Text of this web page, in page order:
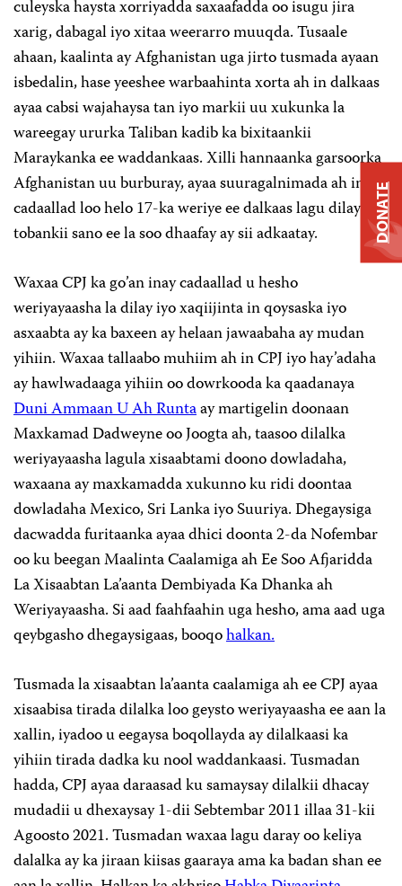
culeyska haysta xorriyadda saxaafadda oo isugu jira
xarig, dabagal iyo xitaa weerarro muuqda. Tusaale
ahaan, kaalinta ay Afghanistan uga jirto tusmada ayaan
isbedalin, hase yeeshee warbaahinta xorta ah in dalkaas
ayaa cabsi wajahaysa tan iyo markii uu xukunka la
wareegay ururka Taliban kadib ka bixitaankii
Maraykanka ee waddankaas. Xilli hannaanka garsoorka
Afghanistan uu burburay, ayaa suuragalnimada ah in
cadaallad loo helo 17-ka weriye ee dalkaas lagu dilay
tobankii sano ee la soo dhaafay ay sii adkaatay.
Waxaa CPJ ka go’an inay cadaallad u hesho
weriyayaasha la dilay iyo xaqiijinta in qoysaska iyo
asxaabta ay ka baxeen ay helaan jawaabaha ay mudan
yihiin. Waxaa tallaabo muhiim ah in CPJ iyo hay’adaha
ay hawlwadaaga yihiin oo dowrkooda ka qaadanaya
Duni Ammaan U Ah Runtaay martigelin doonaan
Maxkamad Dadweyne oo Joogta ah, taasoo dilalka
weriyayaasha lagula xisaabtami doono dowladaha,
waxaana ay maxkamadda xukunno ku ridi doontaa
dowladaha Mexico, Sri Lanka iyo Suuriya. Dhegaysiga
dacwadda furitaanka ayaa dhici doonta 2-da Nofembar
oo ku beegan Maalinta Caalamiga ah Ee Soo Afjaridda
La Xisaabtan La’aanta Dembiyada Ka Dhanka ah
Weriyayaasha. Si aad faahfaahin uga hesho, ama aad uga
qeybgasho dhegaysigaas, booqohalkan.
Tusmada la xisaabtan la’aanta caalamiga ah ee CPJ ayaa
xisaabisa tirada dilalka loo geysto weriyayaasha ee aan la
xallin, iyadoo u eegaysa boqollayda ay dilalkaasi ka
yihiin tirada dadka ku nool waddankaasi. Tusmadan
hadda, CPJ ayaa daraasad ku samaysay dilalkii dhacay
mudadii u dhexaysay 1-dii Sebtembar 2011 illaa 31-kii
Agoosto 2021. Tusmadan waxaa lagu daray oo keliya
dalalka ay ka jiraan kiisas gaaraya ama ka badan shan ee
DONATE